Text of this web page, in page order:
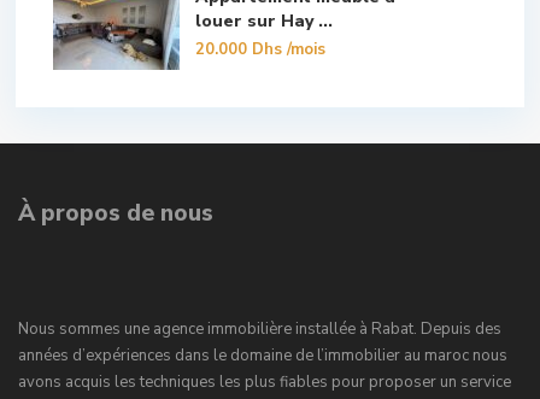
louer sur Hay ...
20.000 Dhs/mois
À propos de nous
Nous sommes une agence immobilière installée à Rabat. Depuis des
années d’expériences dans le domaine de l’immobilier au maroc nous
avons acquis les techniques les plus fiables pour proposer un service